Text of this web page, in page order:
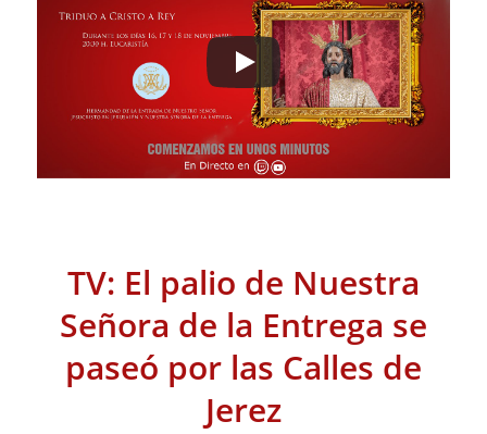
TV: El palio de Nuestra
Señora de la Entrega se
paseó por las Calles de
Jerez